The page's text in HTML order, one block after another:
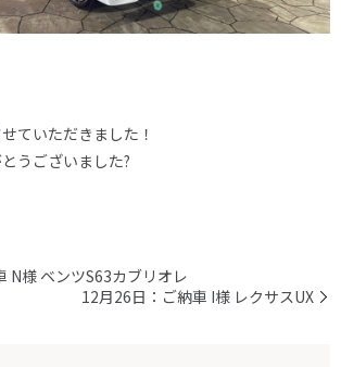
ていただきました！
うございました?
N様 ベンツS63カブリオレ
12月26日：ご納車 I様 レクサスUX